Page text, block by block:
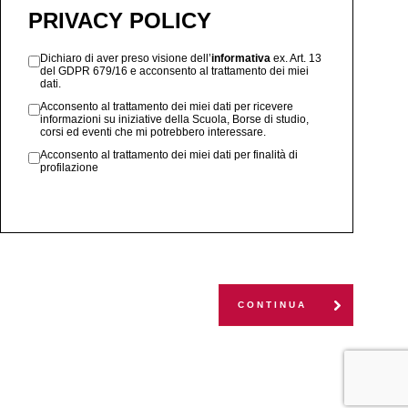
PRIVACY POLICY
Dichiaro di aver preso visione dell’informativa ex. Art. 13
del GDPR 679/16 e acconsento al trattamento dei miei
dati.
Acconsento al trattamento dei miei dati per ricevere
informazioni su iniziative della Scuola, Borse di studio,
corsi ed eventi che mi potrebbero interessare.
Acconsento al trattamento dei miei dati per finalità di
profilazione
CONTINUA